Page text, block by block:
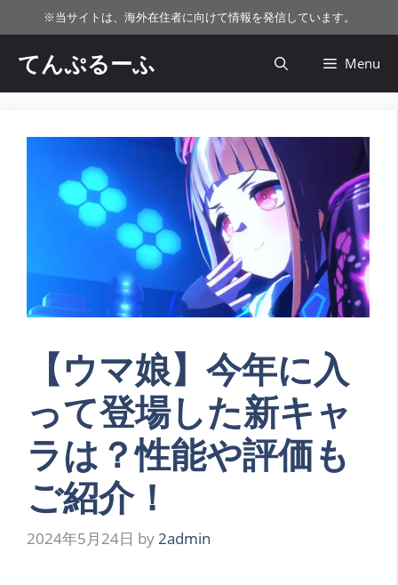
ン
ツ
※当サイトは、海外在住者に向けて情報を発信しています。
てんぷるーふ Menu
【ウマ娘】今年に入
って登場した新キャ
ラは？性能や評価も
ご紹介！
2024年5月24日 by2admin